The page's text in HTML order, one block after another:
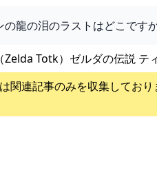
の龍の泪のラストはどこです
Zelda Totk）ゼルダの伝説 テ
関連記事のみを収集しており